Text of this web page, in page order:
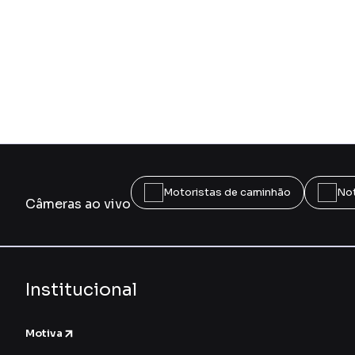
Câmeras ao vivo
Motoristas de caminhão
Institucional
Motiva